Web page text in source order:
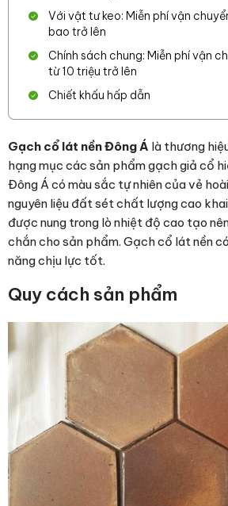
Với vật tư keo: Miễn phí vận
bao trở lên
Chính sách chung: Miễn phí vận
từ 10 triệu trở lên
Chiết khấu hấp dẫn
Gạch cổ lát nền Đông Á là thương
hạng mục các sản phẩm gạch giả cổ
Đông Á có màu sắc tự nhiên của vẻ
nguyên liệu đất sét chất lượng cao
được nung trong lò nhiệt độ cao tạo
chắn cho sản phẩm. Gạch cổ lát nền
năng chịu lực tốt.
Quy cách sản phẩm